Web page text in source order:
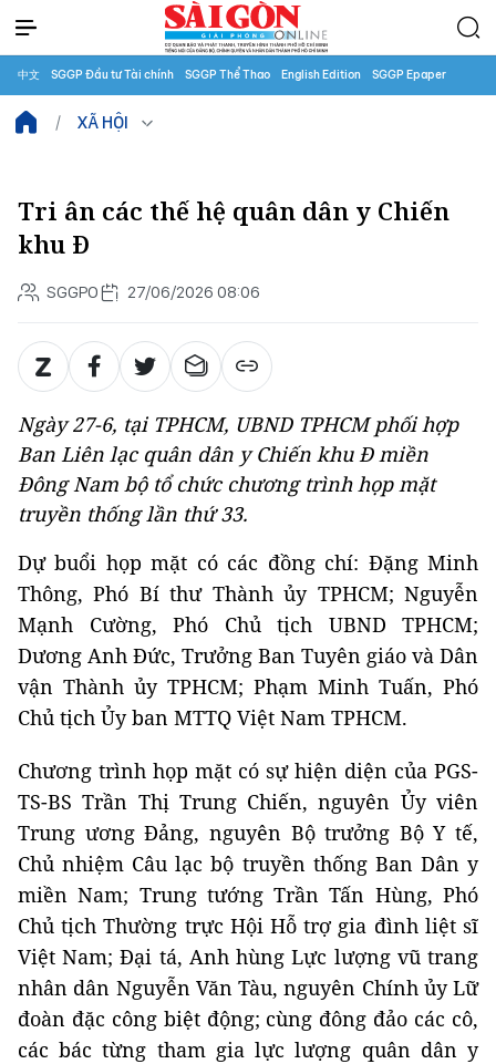
中文 SGGP Đầu tư Tài chính SGGP Thể Thao English Edition SGGP Epaper
XÃ HỘI
Tri ân các thế hệ quân dân y Chiến
khu Đ
SGGPO 27/06/2026 08:06
Ngày 27-6, tại TPHCM, UBND TPHCM phối hợp
Ban Liên lạc quân dân y Chiến khu Đ miền
Đông Nam bộ tổ chức chương trình họp mặt
truyền thống lần thứ 33.
Dự buổi họp mặt có các đồng chí: Đặng Minh
Thông, Phó Bí thư Thành ủy TPHCM; Nguyễn
Mạnh Cường, Phó Chủ tịch UBND TPHCM;
Dương Anh Đức, Trưởng Ban Tuyên giáo và Dân
vận Thành ủy TPHCM; Phạm Minh Tuấn, Phó
Chủ tịch Ủy ban MTTQ Việt Nam TPHCM.
Chương trình họp mặt có sự hiện diện của PGS-
TS-BS Trần Thị Trung Chiến, nguyên Ủy viên
Trung ương Đảng, nguyên Bộ trưởng Bộ Y tế,
Chủ nhiệm Câu lạc bộ truyền thống Ban Dân y
miền Nam; Trung tướng Trần Tấn Hùng, Phó
Chủ tịch Thường trực Hội Hỗ trợ gia đình liệt sĩ
Việt Nam; Đại tá, Anh hùng Lực lượng vũ trang
nhân dân Nguyễn Văn Tàu, nguyên Chính ủy Lữ
đoàn đặc công biệt động; cùng đông đảo các cô,
các bác từng tham gia lực lượng quân dân y